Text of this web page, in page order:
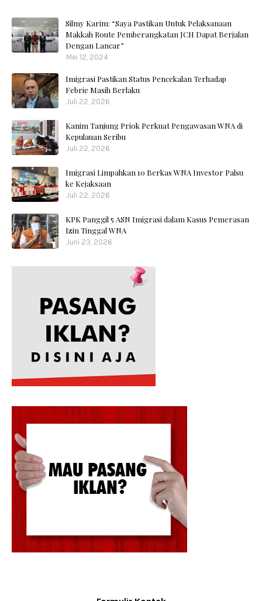
Silmy Karim: “Saya Pastikan Untuk Pelaksanaan
Makkah Route Pemberangkatan JCH Dapat Berjalan
Dengan Lancar”
Mei 12, 2024
Imigrasi Pastikan Status Pencekalan Terhadap
Febrie Masih Berlaku
Juli 22, 2026
Kanim Tanjung Priok Perkuat Pengawasan WNA di
Kepulauan Seribu
Juli 22, 2026
Imigrasi Limpahkan 10 Berkas WNA Investor Palsu
ke Kejaksaan
Juli 22, 2026
KPK Panggil 5 ASN Imigrasi dalam Kasus Pemerasan
Izin Tinggal WNA
Juni 23, 2026